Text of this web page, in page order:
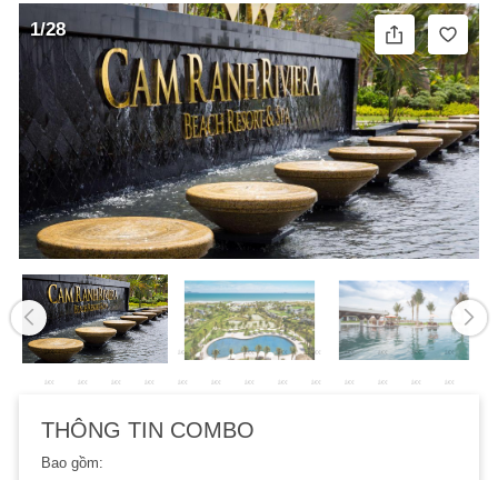
1/28
THÔNG TIN COMBO
Bao gồm: